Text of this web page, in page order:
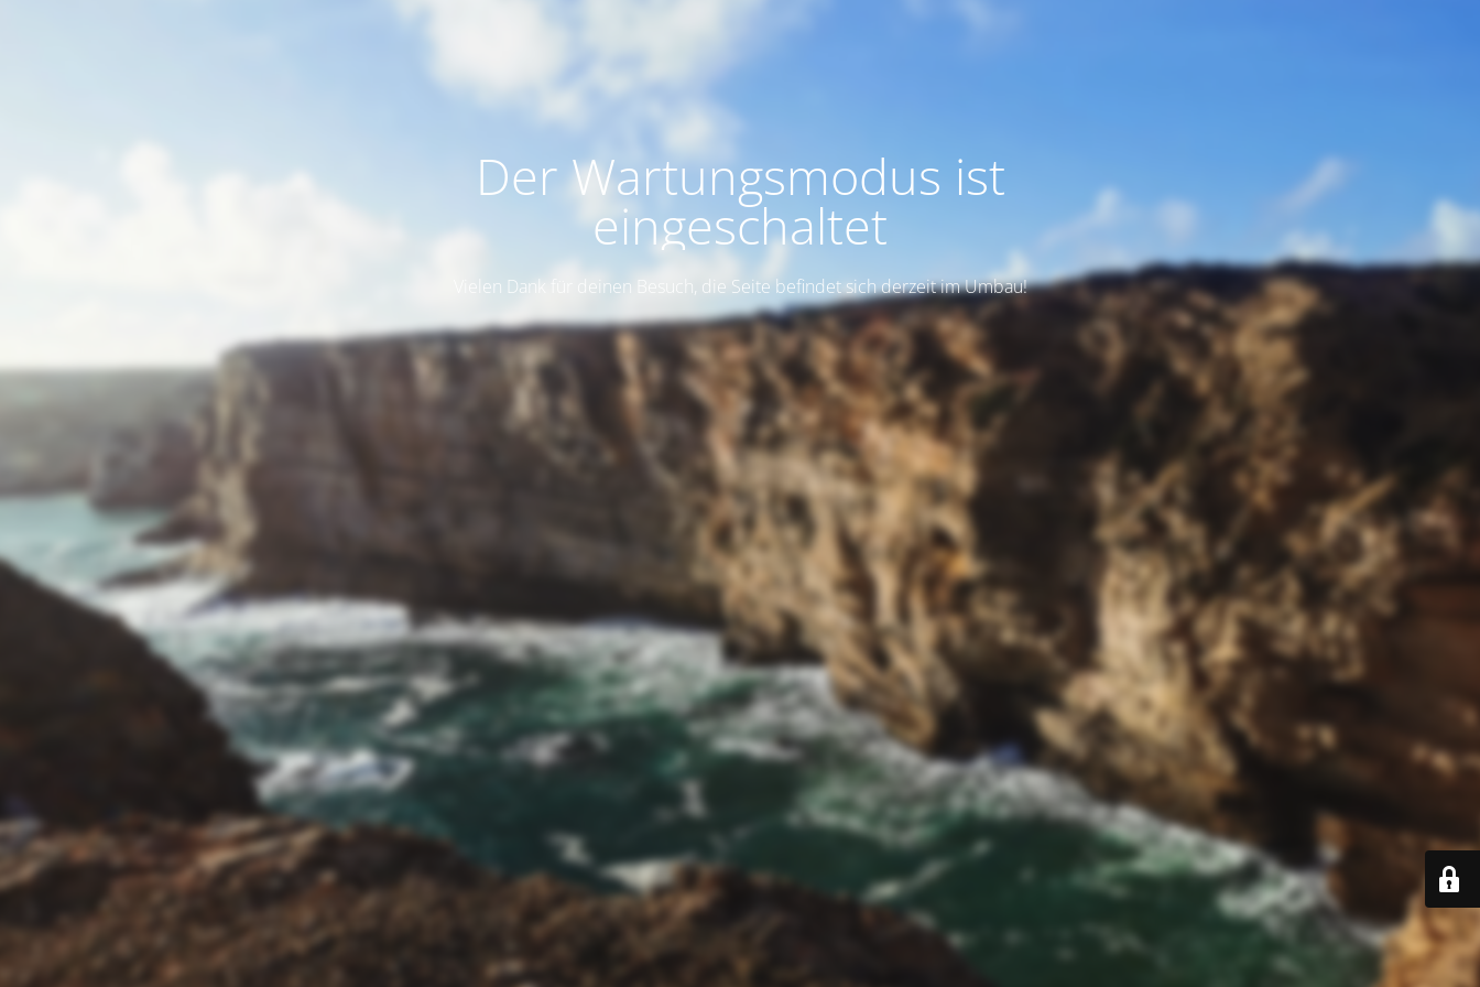
Der Wartungsmodus ist
eingeschaltet
Vielen Dank für deinen Besuch, die Seite befindet sich derzeit im Umbau!